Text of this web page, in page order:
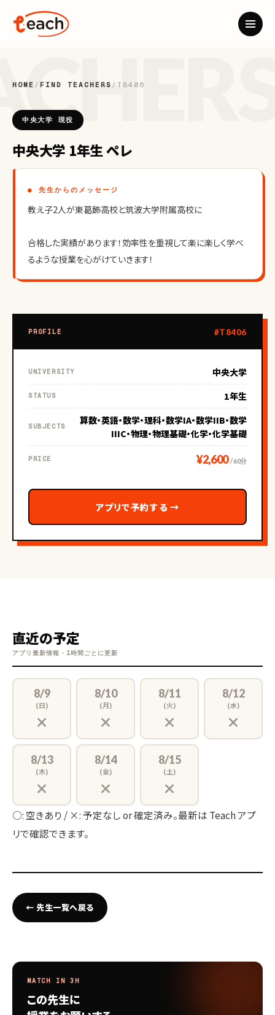
HOME / FIND TEACHERS / T8406
中央大学 現役
中央大学 1年生 ペレ
● 先生からのメッセージ
教え子2人が東葛飾高校と筑波大学附属高校に
合格した実績があります！効率性を重視して楽に楽しく学べ
るような授業を心がけていきます！
PROFILE #T8406
UNIVERSITY 中央大学
STATUS 1年生
SUBJECTS
算数・英語・数学・理科・数学IA・数学IIB・数学
IIIC・物理・物理基礎・化学・化学基礎
PRICE ¥2,600 / 60分
アプリで予約する →
直近の予定
アプリ最新情報・1時間ごとに更新
8/9
(日)
×
8/10
(月)
×
8/11
(火)
×
8/12
(水)
×
8/13
(木)
×
8/14
(金)
×
8/15
(土)
×
○: 空きあり / ×: 予定なし or 確定済み。最新は Teach アプ
リで確認できます。
← 先生一覧へ戻る
MATCH IN 3H
この先生に